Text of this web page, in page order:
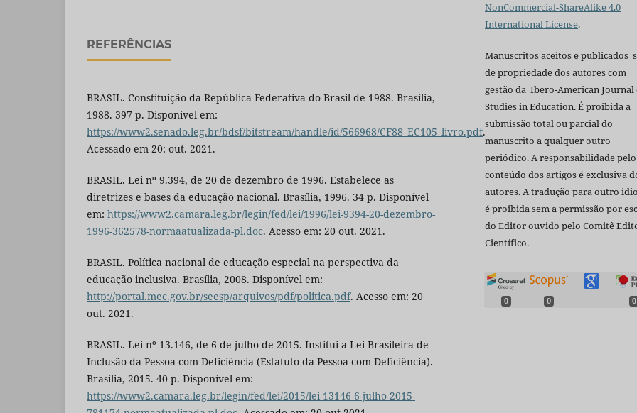
REFERÊNCIAS
BRASIL. Constituição da República Federativa do Brasil de 1988. Brasília,
1988. 397 p. Disponível em:
https://www2.senado.leg.br/bdsf/bitstream/handle/id/566968/CF88_EC105_livro.pdf.
Acessado em 20: out. 2021.
BRASIL. Lei nº 9.394, de 20 de dezembro de 1996. Estabelece as
diretrizes e bases da educação nacional. Brasília, 1996. 34 p. Disponível
em: https://www2.camara.leg.br/legin/fed/lei/1996/lei-9394-20-dezembro-
1996-362578-normaatualizada-pl.doc. Acesso em: 20 out. 2021.
BRASIL. Política nacional de educação especial na perspectiva da
educação inclusiva. Brasília, 2008. Disponível em:
http://portal.mec.gov.br/seesp/arquivos/pdf/politica.pdf. Acesso em: 20
out. 2021.
BRASIL. Lei nº 13.146, de 6 de julho de 2015. Institui a Lei Brasileira de
Inclusão da Pessoa com Deficiência (Estatuto da Pessoa com Deficiência).
Brasília, 2015. 40 p. Disponível em:
https://www2.camara.leg.br/legin/fed/lei/2015/lei-13146-6-julho-2015-
NonCommercial-ShareAlike 4.0
International License.
Manuscritos aceitos e publicados
de propriedade dos autores com
gestão da Ibero-American Journal
Studies in Education. É proibida a
submissão total ou parcial do
manuscrito a qualquer outro
periódico. A responsabilidade pelo
conteúdo dos artigos é exclusiva
autores. A tradução para outro
é proibida sem a permissão por
do Editor ouvido pelo Comitê
Científico.
0 0 0